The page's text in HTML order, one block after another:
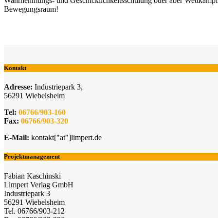
Bewegungsraum!
Kontakt
Adresse: Industriepark 3,
56291 Wiebelsheim
Tel: 06766/903-160
Fax: 06766/903-320
E-Mail: kontakt["at"]limpert.de
Projektmanagement
Fabian Kaschinski
Limpert Verlag GmbH
Industriepark 3
56291 Wiebelsheim
Tel. 06766/903-212